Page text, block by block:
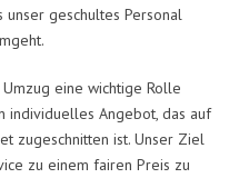
unser geschultes Personal
eine wichtige Rolle
individuelles Angebot, das auf
zugeschnitten ist. Unser Ziel
zu einem fairen Preis zu